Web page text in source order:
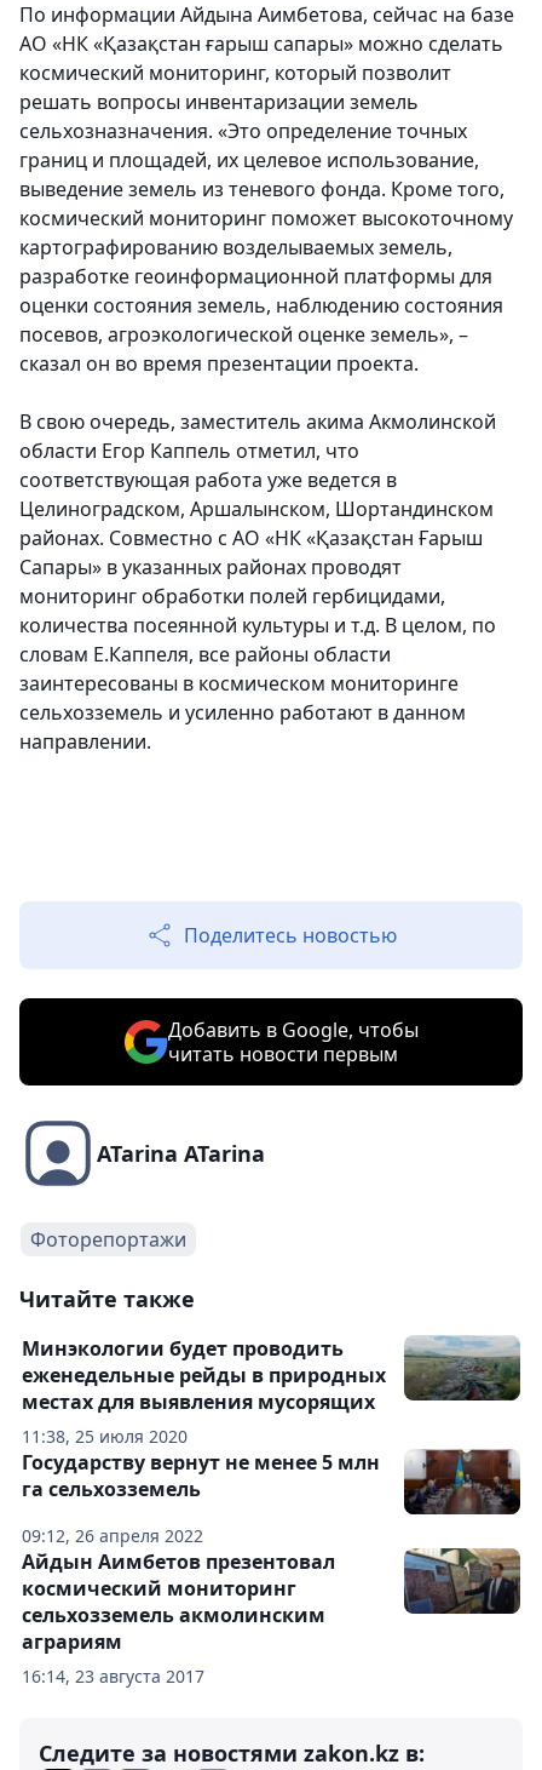
По информации Айдына Аимбетова, сейчас на базе
АО «НК «Қазақстан ғарыш сапары» можно сделать
космический мониторинг, который позволит
решать вопросы инвентаризации земель
сельхозназначения. «Это определение точных
границ и площадей, их целевое использование,
выведение земель из теневого фонда. Кроме того,
космический мониторинг поможет высокоточному
картографированию возделываемых земель,
разработке геоинформационной платформы для
оценки состояния земель, наблюдению состояния
посевов, агроэкологической оценке земель», –
сказал он во время презентации проекта.
В свою очередь, заместитель акима Акмолинской
области Егор Каппель отметил, что
соответствующая работа уже ведется в
Целиноградском, Аршалынском, Шортандинском
районах. Совместно с АО «НК «Қазақстан Ғарыш
Сапары» в указанных районах проводят
мониторинг обработки полей гербицидами,
количества посеянной культуры и т.д. В целом, по
словам Е.Каппеля, все районы области
заинтересованы в космическом мониторинге
сельхозземель и усиленно работают в данном
направлении.
Поделитесь новостью
Добавить в Google, чтобы
читать новости первым
ATarina ATarina
Фоторепортажи
Читайте также
11:38, 25 июля 2020
Минэкологии будет проводить
еженедельные рейды в природных
местах для выявления мусорящих
09:12, 26 апреля 2022
Государству вернут не менее 5 млн
га сельхозземель
16:14, 23 августа 2017
Айдын Аимбетов презентовал
космический мониторинг
сельхозземель акмолинским
аграриям
Следите за новостями zakon.kz в: